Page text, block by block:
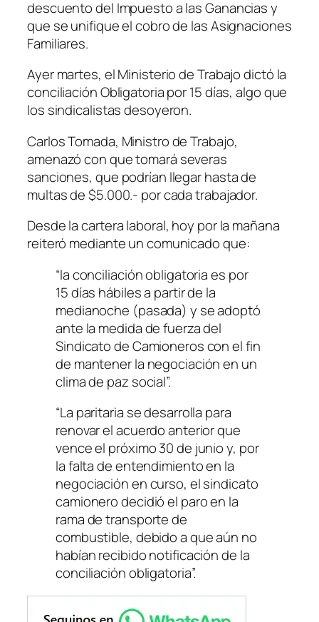
descuento del Impuesto a las Ganancias y
que se unifique el cobro de las Asignaciones
Familiares.
Ayer martes, el Ministerio de Trabajo dictó la
conciliación Obligatoria por 15 días, algo que
los sindicalistas desoyeron.
Carlos Tomada, Ministro de Trabajo,
amenazó con que tomará severas
sanciones, que podrían llegar hasta de
multas de $5.000.- por cada trabajador.
Desde la cartera laboral, hoy por la mañana
reiteró mediante un comunicado que:
“la conciliación obligatoria es por
15 días hábiles a partir de la
medianoche (pasada) y se adoptó
ante la medida de fuerza del
Sindicato de Camioneros con el fin
de mantener la negociación en un
clima de paz social”.
“La paritaria se desarrolla para
renovar el acuerdo anterior que
vence el próximo 30 de junio y, por
la falta de entendimiento en la
negociación en curso, el sindicato
camionero decidió el paro en la
rama de transporte de
combustible, debido a que aún no
habían recibido notificación de la
conciliación obligatoria”.